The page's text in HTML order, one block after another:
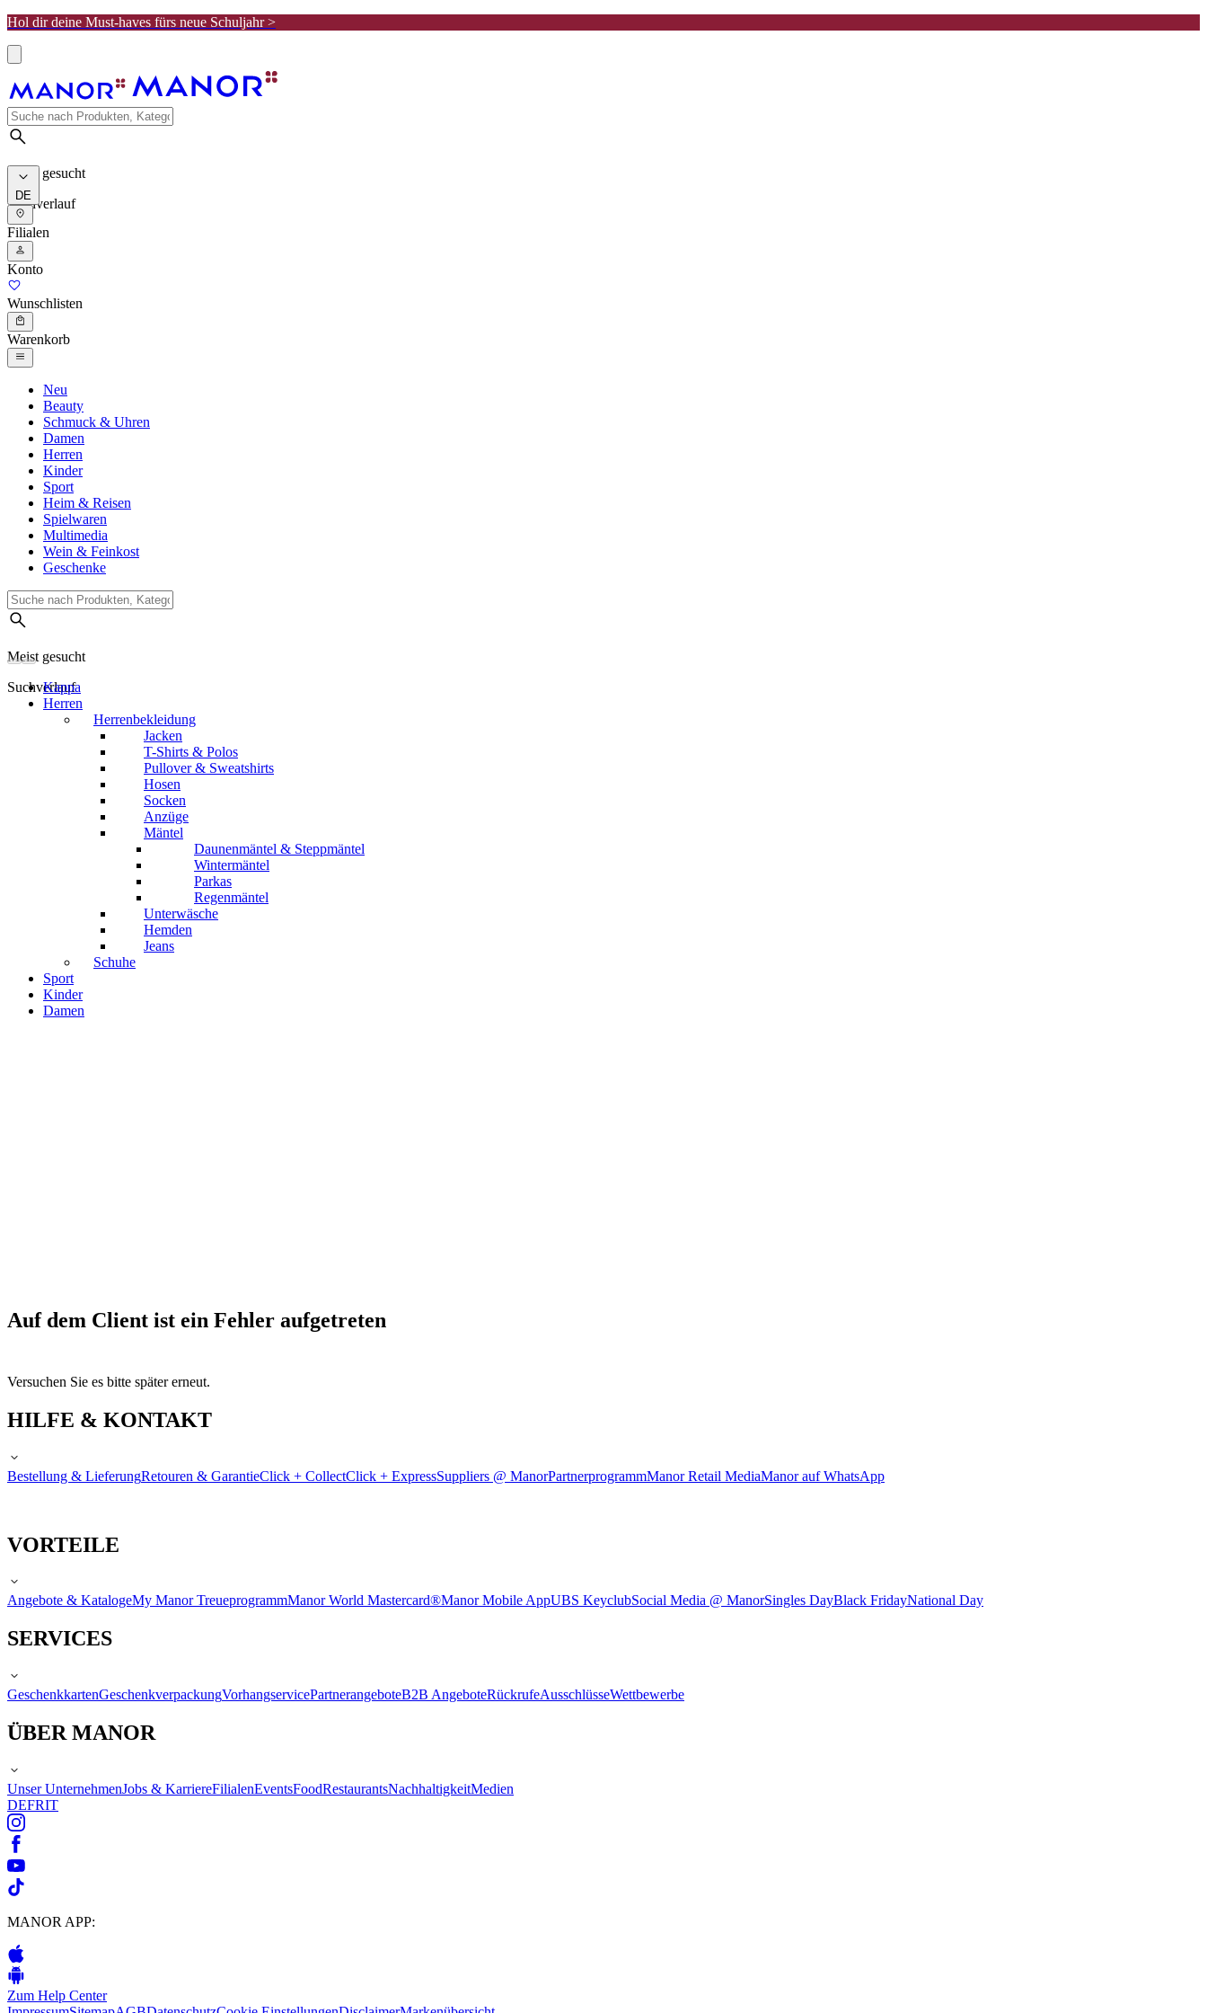
Hol dir deine Must-haves fürs neue Schuljahr >
Meist gesucht
Suchverlauf
DE
Filialen
Konto
Wunschlisten
Warenkorb
Neu
Beauty
Schmuck & Uhren
Damen
Herren
Kinder
Sport
Heim & Reisen
Spielwaren
Multimedia
Wein & Feinkost
Geschenke
Meist gesucht
Suchverlauf
Kappa
Herren
Herrenbekleidung
Jacken
T-Shirts & Polos
Pullover & Sweatshirts
Hosen
Socken
Anzüge
Mäntel
Daunenmäntel & Steppmäntel
Wintermäntel
Parkas
Regenmäntel
Unterwäsche
Hemden
Jeans
Schuhe
Sport
Kinder
Damen
Auf dem Client ist ein Fehler aufgetreten
Versuchen Sie es bitte später erneut.
HILFE & KONTAKT
Bestellung & LieferungRetouren & GarantieClick + CollectClick + ExpressSuppliers @ ManorPartnerprogrammManor Retail MediaManor auf WhatsApp
VORTEILE
Angebote & KatalogeMy Manor TreueprogrammManor World Mastercard®Manor Mobile AppUBS KeyclubSocial Media @ ManorSingles DayBlack FridayNational Day
SERVICES
GeschenkkartenGeschenkverpackungVorhangservicePartnerangeboteB2B AngeboteRückrufeAusschlüsseWettbewerbe
ÜBER MANOR
Unser UnternehmenJobs & KarriereFilialenEventsFoodRestaurantsNachhaltigkeitMedien
DEFRIT
MANOR APP:
Zum Help Center